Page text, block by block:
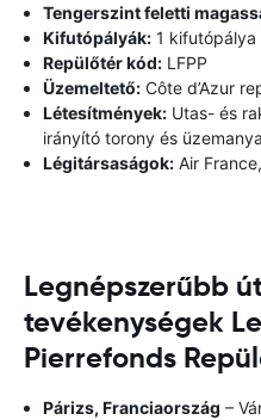
Tengerszint feletti
Kifutópályák: 1 kifutópálya
Repülőtér kód: LFPP
Üzemeltető: Côte d’Azur
Létesítmények: Utas- és
irányító torony és
Légitársaságok: Air
Legnépszerűbb
tevékenységek
Pierrefonds
Párizs, Franciaország –